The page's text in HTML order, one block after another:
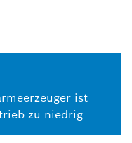
ist
zu niedrig